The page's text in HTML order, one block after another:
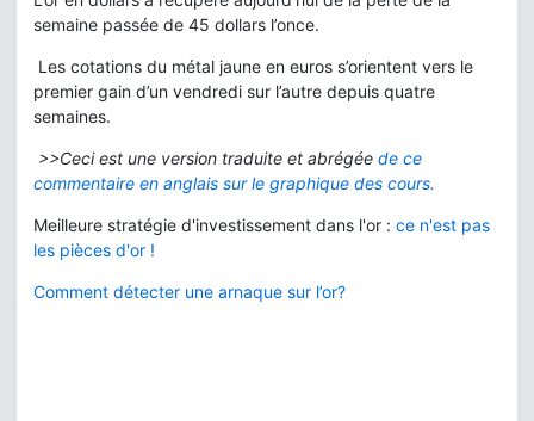
semaine passée de 45 dollars l’once.
Les cotations du métal jaune en euros s’orientent vers le
premier gain d’un vendredi sur l’autre depuis quatre
semaines.
>>Ceci est une version traduite et abrégée de ce
commentaire en anglais sur le graphique des cours.
Meilleure stratégie d'investissement dans l'or : ce n'est pas
les pièces d'or !
Comment détecter une arnaque sur l’or?